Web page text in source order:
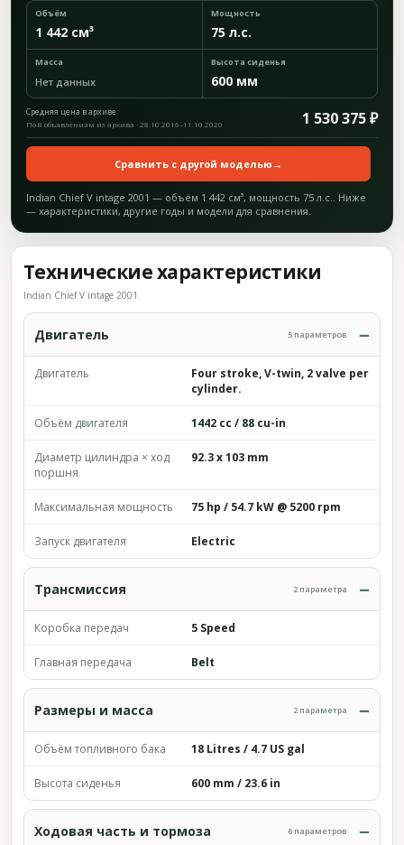
Объём
1 442 см³
Мощность
75 л.с.
Масса
Нет данных
Высота сиденья
600 мм
Средняя цена в архиве 1 530 375 ₽
По 8 объявлениям из архива · 28.10.2016–11.10.2020
Сравнить с другой моделью →
Indian Chief V intage 2001 — объём 1 442 см³, мощность 75 л.с.. Ниже
— характеристики, другие годы и модели для сравнения.
Технические характеристики
Indian Chief V intage 2001
Двигатель 5 параметров
Двигатель
Four stroke, V-twin, 2 valve per
cylinder.
Объём двигателя 1442 cc / 88 cu-in
Диаметр цилиндра × ход
поршня
92.3 x 103 mm
Максимальная мощность 75 hp / 54.7 kW @ 5200 rpm
Запуск двигателя Electric
Трансмиссия 2 параметра
Коробка передач 5 Speed
Главная передача Belt
Размеры и масса 2 параметра
Объём топливного бака 18 Litres / 4.7 US gal
Высота сиденья 600 mm / 23.6 in
Ходовая часть и тормоза 6 параметров